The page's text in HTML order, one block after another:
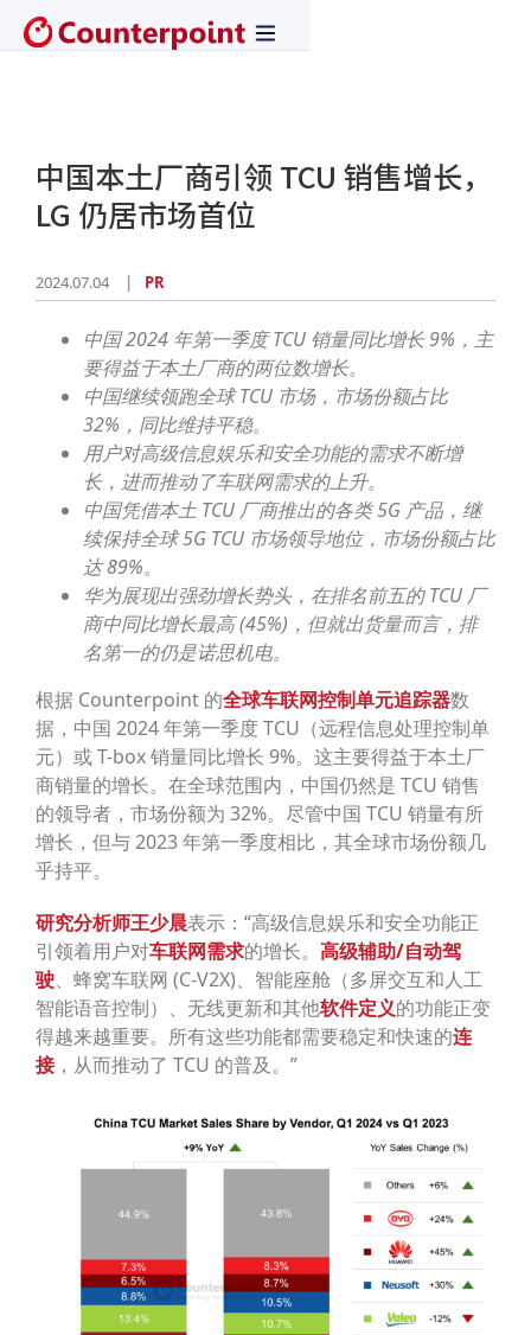
中国本土厂商引领 TCU 销售增长，
LG 仍居市场首位
2024.07.04 PR
中国 2024 年第一季度 TCU 销量同比增长 9%，主
要得益于本土厂商的两位数增长。
中国继续领跑全球 TCU 市场，市场份额占比
32%，同比维持平稳。
用户对高级信息娱乐和安全功能的需求不断增
长，进而推动了车联网需求的上升。
中国凭借本土 TCU 厂商推出的各类 5G 产品，继
续保持全球 5G TCU 市场领导地位，市场份额占比
达 89%。
华为展现出强劲增长势头，在排名前五的 TCU 厂
商中同比增长最高 (45%)，但就出货量而言，排
名第一的仍是诺思机电。
根据 Counterpoint 的全球车联网控制单元追踪器数
据，中国 2024 年第一季度 TCU（远程信息处理控制单
元）或 T-box 销量同比增长 9%。这主要得益于本土厂
商销量的增长。在全球范围内，中国仍然是 TCU 销售
的领导者，市场份额为 32%。尽管中国 TCU 销量有所
增长，但与 2023 年第一季度相比，其全球市场份额几
乎持平。
研究分析师王少晨表示：“高级信息娱乐和安全功能正
引领着用户对车联网需求的增长。 高级辅助/自动驾
驶、蜂窝车联网 (C-V2X)、智能座舱（多屏交互和人工
智能语音控制）、无线更新和其他软件定义的功能正变
得越来越重要。所有这些功能都需要稳定和快速的连
接，从而推动了 TCU 的普及。”